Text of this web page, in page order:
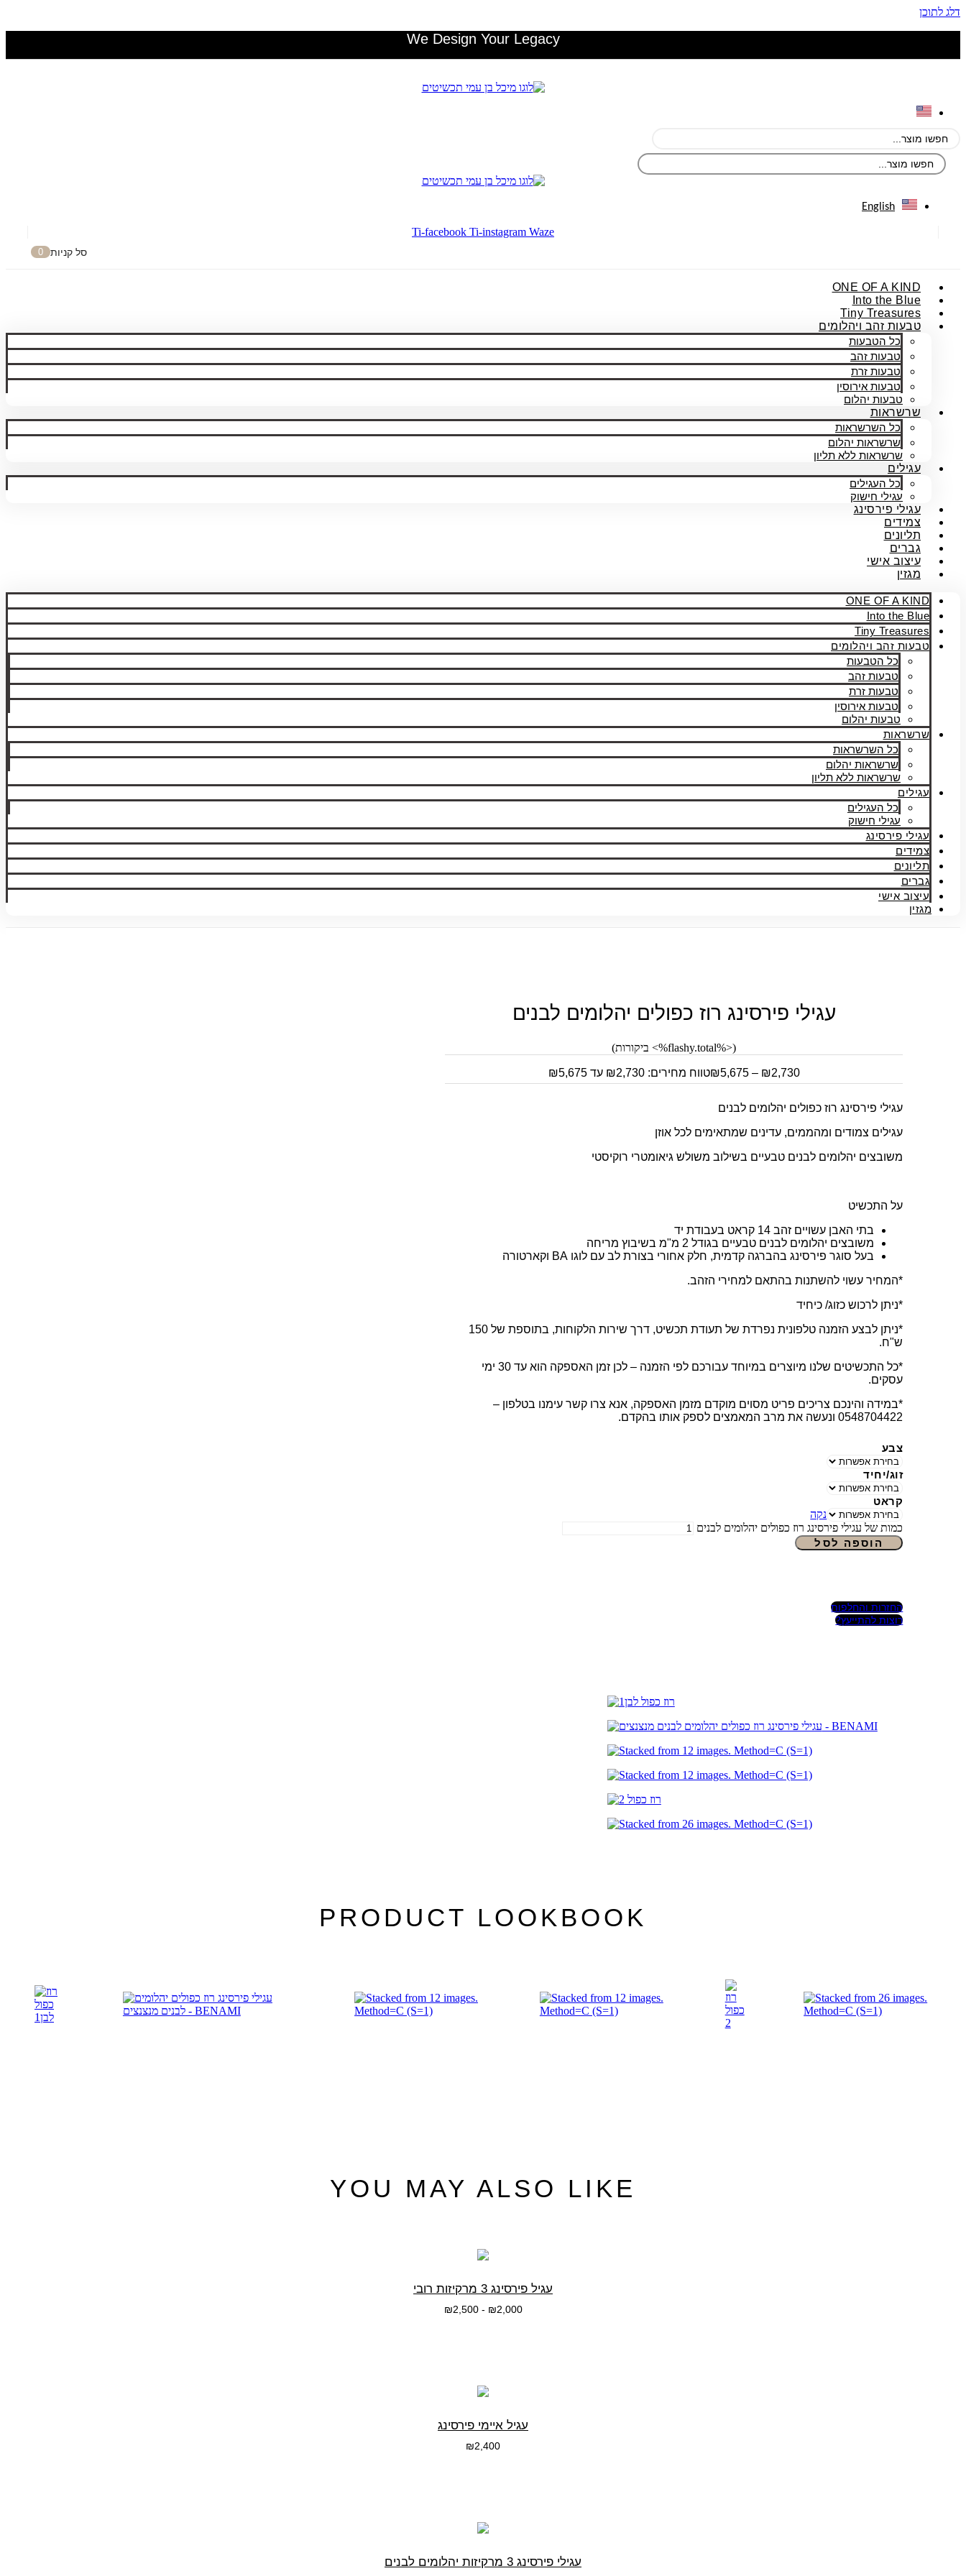
דלג לתוכן
We Design Your Legacy
English
Ti-facebook Ti-instagram Waze
סל קניות 0
ONE OF A KIND
Into the Blue
Tiny Treasures
טבעות זהב ויהלומים
כל הטבעות
טבעות זהב
טבעות זרת
טבעות אירוסין
טבעות יהלום
שרשראות
כל השרשראות
שרשראות יהלום
שרשראות ללא תליון
עגילים
כל העגילים
עגילי חישוק
עגילי פירסינג
צמידים
תליונים
גברים
עיצוב אישי
מגזין
ONE OF A KIND
Into the Blue
Tiny Treasures
טבעות זהב ויהלומים
כל הטבעות
טבעות זהב
טבעות זרת
טבעות אירוסין
טבעות יהלום
שרשראות
כל השרשראות
שרשראות יהלום
שרשראות ללא תליון
עגילים
כל העגילים
עגילי חישוק
עגילי פירסינג
צמידים
תליונים
גברים
עיצוב אישי
מגזין
עגילי פירסינג רוז כפולים יהלומים לבנים
(<%flashy.total%> ביקורות)
₪2,730
–
₪5,675 טווח מחירים: ⁦₪2,730⁩ עד ⁦₪5,675⁩
עגילי פירסינג רוז כפולים יהלומים לבנים
עגילים צמודים ומהממים, עדינים שמתאימים לכל אוזן
משובצים יהלומים לבנים טבעיים בשילוב משולש גיאומטרי רוקיסטי
על התכשיט
בתי האבן עשויים זהב 14 קראט בעבודת יד
משובצים יהלומים לבנים טבעיים בגודל 2 מ"מ ב
שיבוץ מריחה
בעל סוגר פירסינג בהברגה קדמית, חלק אחורי בצורת לב עם לוגו BA וקארטורה
*המחיר עשוי להשתנות בהתאם למחירי הזהב.
*ניתן לרכוש כזוג/ כיחיד
*ניתן לבצע הזמנה טלפונית נפרדת של תעודת תכשיט, דרך שירות הלקוחות, בתוספת של 150
ש"ח.
*כל התכשיטים שלנו מיוצרים במיוחד עבורכם לפי הזמנה – לכן זמן האספקה הוא עד 30 ימי
עסקים.
*במידה והינכם צריכים פריט מסוים מוקדם מזמן האספקה, אנא צרו קשר עימנו בטלפון –
0548704422 ונעשה את מרב המאמצים לספק אותו בהקדם.
צבע
זוג/יחיד
קראט
נקה
כמות של עגילי פירסינג רוז כפולים יהלומים לבנים
הוספה לסל
החזרות והחלפות
רוצות להתייעץ?
PRODUCT LOOKBOOK
YOU MAY ALSO LIKE
עגיל פירסינג 3 מרקיזות רובי
₪2,000
-
₪2,500
עגיל איימי פירסינג
₪2,400
עגילי פירסינג 3 מרקיזות יהלומים לבנים